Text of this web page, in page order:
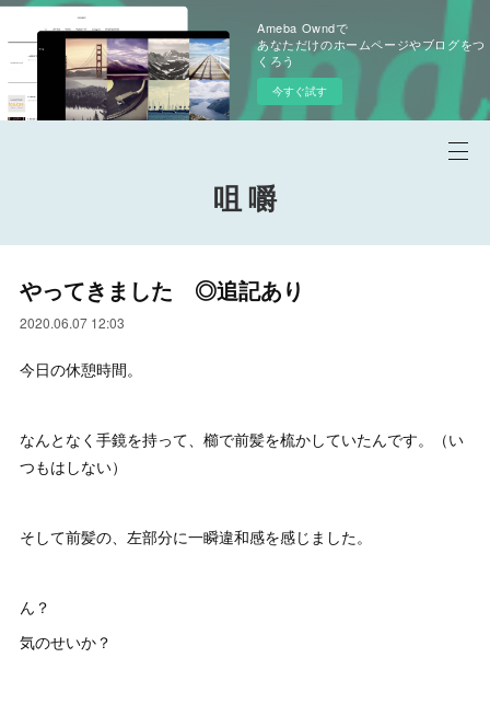
Ameba Owndで
あなただけのホームページやブログをつ
くろう
今すぐ試す
咀 嚼
やってきました ◎追記あり
2020.06.07 12:03
今日の休憩時間。
なんとなく手鏡を持って、櫛で前髪を梳かしていたんです。（い
つもはしない）
そして前髪の、左部分に一瞬違和感を感じました。
ん？
気のせいか？